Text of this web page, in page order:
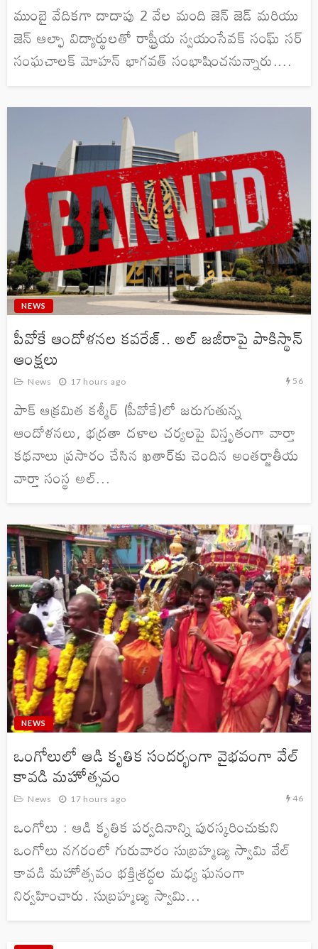
ముంబై వేదికగా దాదాపు 2 వేల మంది జెన్ జెడ్ మరియు
జెన్ ఆల్ఫా విద్యార్థులతో రాష్ట్రీయ స్వయంసేవక్ సంఘ్ సర్
సంఘచాలక్ మోహన్ భాగవత్ సంభాషించనున్నారు....
NEWS
పీవోకే ఆందోళనల కవరేజ్.. అల్ జజీరాపై పాకిస్థాన్
ఆంక్షలు
News 17 hours ago 56
పాక్ ఆక్రమిత కశ్మీర్ (పీవోకే)లో జరుగుతున్న
ఆందోళనలు, భద్రతా దళాల చర్యలపై విస్తృతంగా వార్తా
కథనాలు ప్రసారం చేసిన ఖతార్‌కు చెందిన అంతర్జాతీయ
వార్తా సంస్థ అల్...
NEWS
ఒంగోలులో ఆడి కృతిక సందర్భంగా వైభవంగా వేల్
కావడి మహోత్సవం
News 17 hours ago 46
ఒంగోలు : ఆడి కృతిక పర్వదినాన్ని పురస్కరించుకుని
ఒంగోలు నగరంలో గురువారం సుబ్రహ్మణ్య స్వామి వేల్
కావడి మహోత్సవం భక్తిశ్రద్ధల మధ్య ఘనంగా
నిర్వహించారు. సుబ్రహ్మణ్య స్వామి...